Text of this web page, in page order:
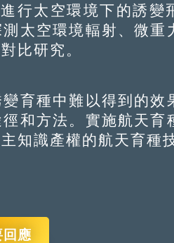
行太空環境下的誘變
太空環境輻射、微重
比研究。
種中難以得到的效
和方法。實施航天育
知識產權的航天育種
回應